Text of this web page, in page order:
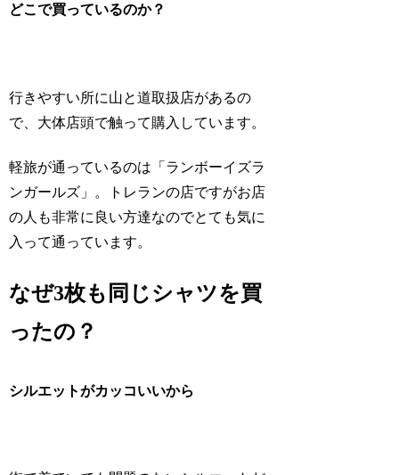
どこで買っているのか？
行きやすい所に山と道取扱店があるの
で、大体店頭で触って購入しています。
軽旅が通っているのは「ランボーイズラ
ンガールズ」。トレランの店ですがお店
の人も非常に良い方達なのでとても気に
入って通っています。
なぜ3枚も同じシャツを買
ったの？
シルエットがカッコいいから